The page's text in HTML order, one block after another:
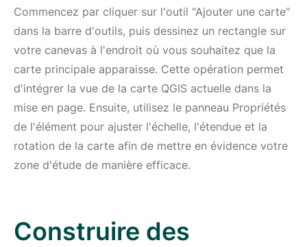
Commencez par cliquer sur l'outil "Ajouter une carte"
dans la barre d'outils, puis dessinez un rectangle sur
votre canevas à l'endroit où vous souhaitez que la
carte principale apparaisse. Cette opération permet
d'intégrer la vue de la carte QGIS actuelle dans la
mise en page. Ensuite, utilisez le panneau Propriétés
de l'élément pour ajuster l'échelle, l'étendue et la
rotation de la carte afin de mettre en évidence votre
zone d'étude de manière efficace.
Construire des